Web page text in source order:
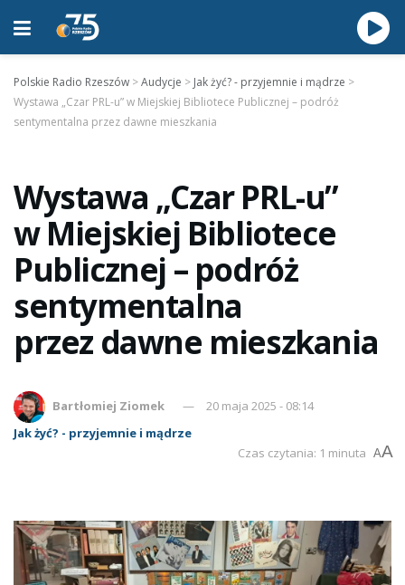
Polskie Radio Rzeszów >Audycje > Jak żyć? - przyjemnie i mądrze >
Wystawa „Czar PRL-u” w Miejskiej Bibliotece Publicznej – podróż
sentymentalna przez dawne mieszkania
Wystawa „Czar PRL-u”
w Miejskiej Bibliotece
Publicznej – podróż
sentymentalna
przez dawne mieszkania
Bartłomiej Ziomek
20 maja 2025 - 08:14
Jak żyć? - przyjemnie i mądrze
Czas czytania: 1 minuta AA